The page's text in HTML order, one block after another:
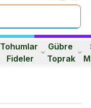
Tohumlar
Fideler
Gübre
Toprak